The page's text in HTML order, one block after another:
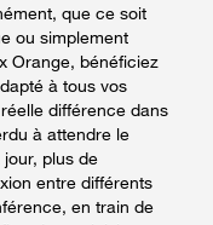
que ce soit
ou simplement
Orange, bénéficiez
à tous vos
différence dans
à attendre le
plus de
entre différents
en train de